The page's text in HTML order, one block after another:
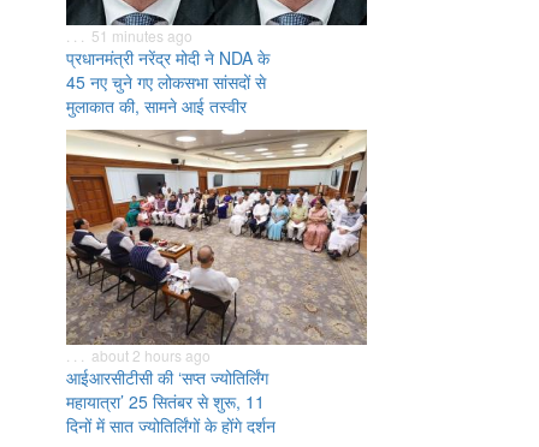
. . . 51 minutes ago
प्रधानमंत्री नरेंद्र मोदी ने NDA के
45 नए चुने गए लोकसभा सांसदों से
मुलाकात की, सामने आई तस्वीर
. . . about 2 hours ago
आईआरसीटीसी की ‘सप्त ज्योतिर्लिंग
महायात्रा’ 25 सितंबर से शुरू, 11
दिनों में सात ज्योतिर्लिंगों के होंगे दर्शन